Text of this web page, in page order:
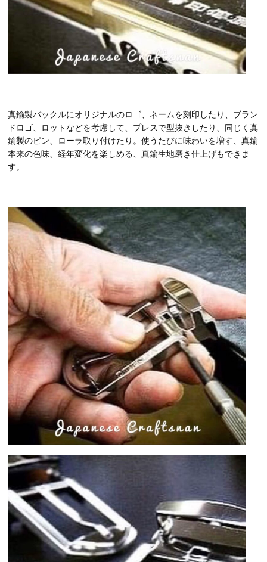
真鍮製バックルにオリジナルのロゴ、ネームを刻印したり、ブラン
ドロゴ、ロットなどを考慮して、プレスで型抜きしたり、同じく真
鍮製のピン、ローラ取り付けたり。使うたびに味わいを増す、真鍮
本来の色味、経年変化を楽しめる、真鍮生地磨き仕上げもできま
す。